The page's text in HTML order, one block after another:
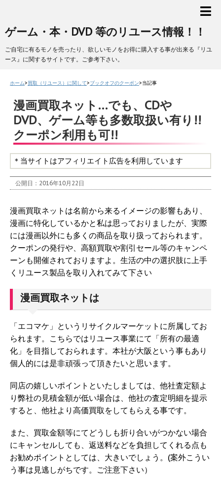
ゲーム・本・DVD 等のリユース情報！！
ご自宅に有るモノを売ったり、欲しいモノをお得に購入する事が出来る『リユ
ース』に関するサイトです。ご参考下さい。
ホーム>買取（リユース）に関して>ブックオフのクーポン>当記事
漫画買取ネット…でも、CDや
DVD、ゲーム等も多数取扱い有り!!
クーポン利用も可!!
＊当サイトはアフィリエイト広告を利用しています
公開日： 2016年10月22日
漫画買取ネットは名前から来るイメージの影響もあり、
漫画に特化しているかと私は思っておりましたが、実際
には漫画以外にも多くの商品を取り扱っておられます。
クーポンの発行や、高額買取や割引セール等のキャンペ
ーンも開催されておりますよ。生活の中の選択肢に上手
くリユース製品を取り入れてみて下さい
漫画買取ネットは
「エコマケ」というリサイクルマーケットに所属してお
られます。こちらではリユース事業にて「所有の最適
化」を目指しておられます。本社が大阪という事もあり
個人的には是非頑張って頂きたいと思います。
同店の嬉しいポイントといたしましては、他社査定額よ
り弊社の見積金額が低い場合は、他社の査定明細を提示
すると、他社より高価買取をしてもらえる事です。
また、買取金額等にてどうしも折り合いがつかない場合
にキャンセルしても、返送料などを負担してくれる点も
お勧めポイントとしては、大きいでしょう。(案外こうい
う事は見逃しがちです。ご注意下さい）